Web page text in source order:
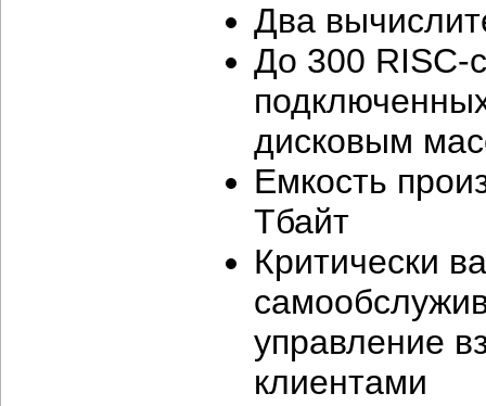
Два
До 300 RISC-
дисковым
Емкость
Тбайт
Критически
управление
клиентами